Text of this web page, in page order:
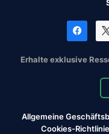
Erhalte exklusive
Allgemeine
Cookies-